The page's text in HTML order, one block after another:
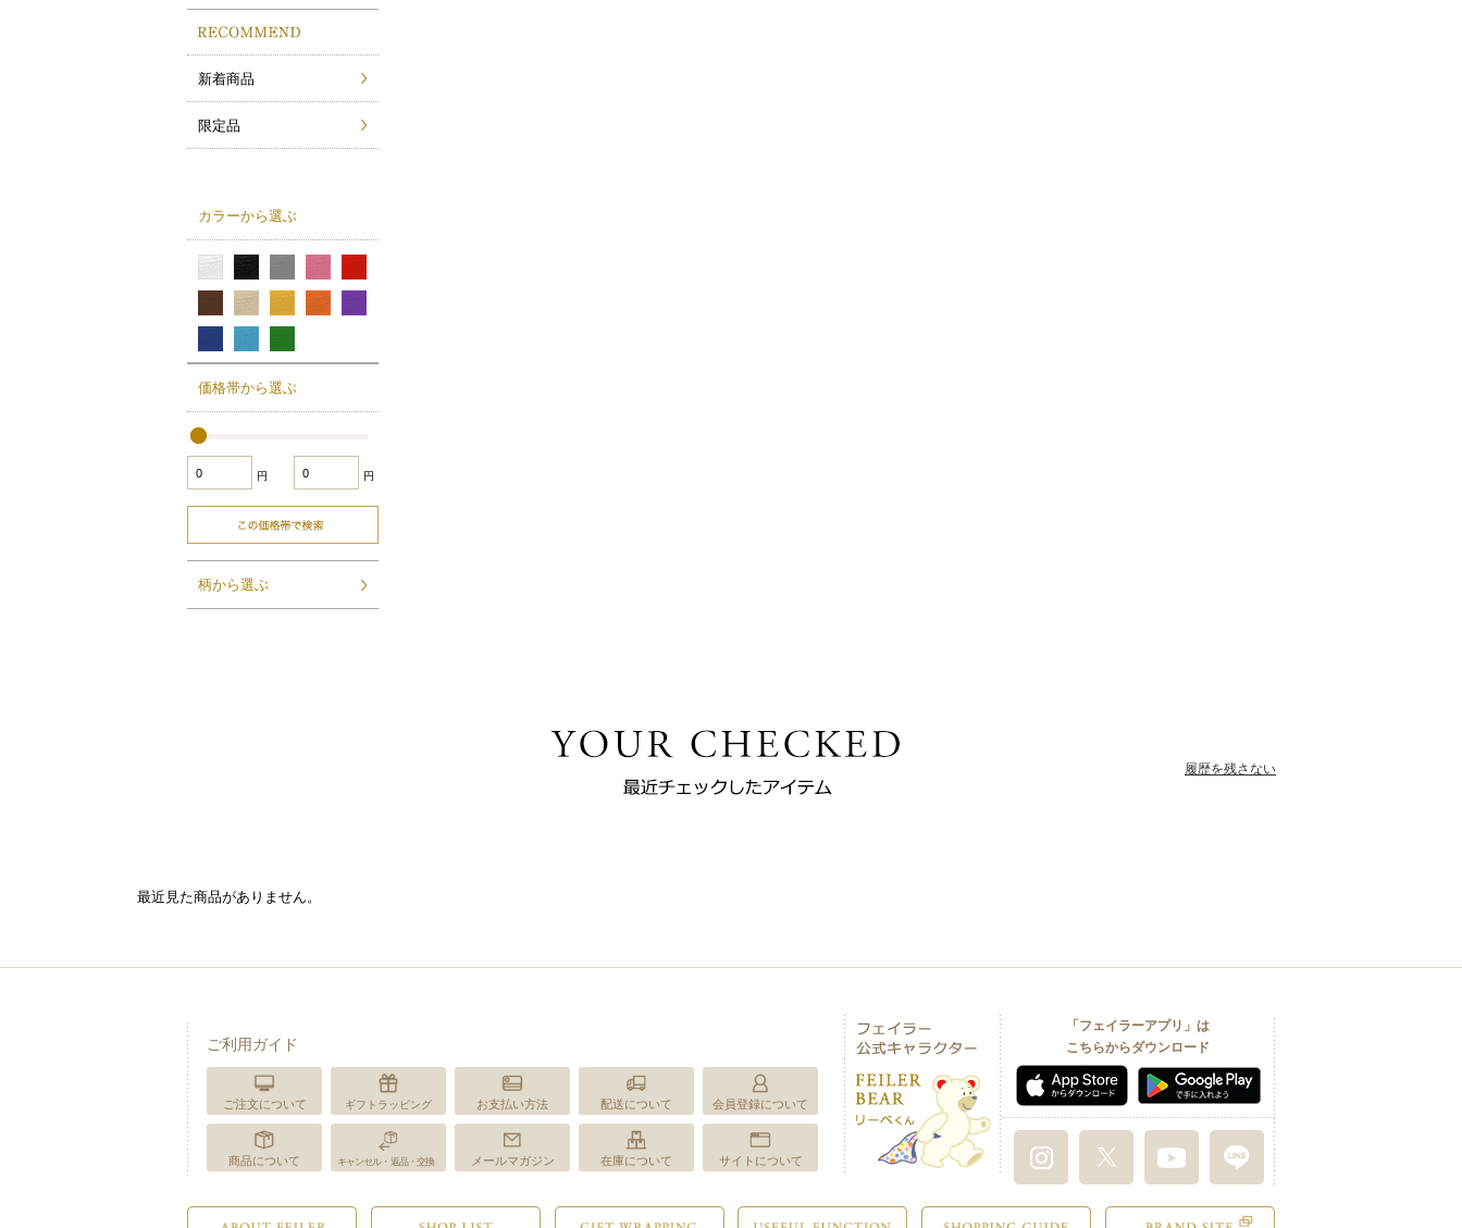
新着商品
限定品
カラーから選ぶ
価格帯から選ぶ
円 円
柄から選ぶ
最近見た商品がありません。
履歴を残さない
ご利用ガイド
ご注文について ギフトラッピング お支払い方法 配送について 会員登録について
商品について キャンセル・返品・交換 メールマガジン 在庫について サイトについて
「フェイラーアプリ」は
こちらからダウンロード